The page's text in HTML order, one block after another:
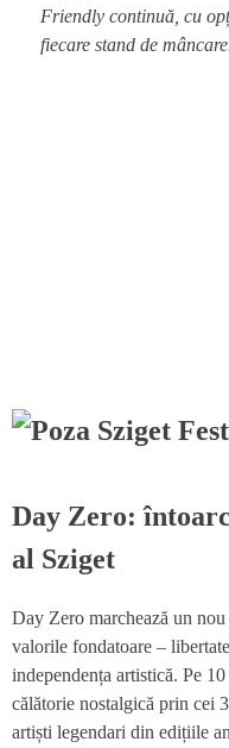
Friendly continuă, cu
fiecare stand de
Day Zero:
al Sziget
Day Zero marchează un
valorile fondatoare –
independența artistică. Pe
călătorie nostalgică prin cei
artiști legendari din edițiile